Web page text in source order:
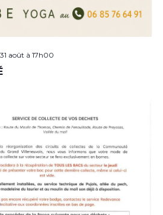
31 août à 17h00